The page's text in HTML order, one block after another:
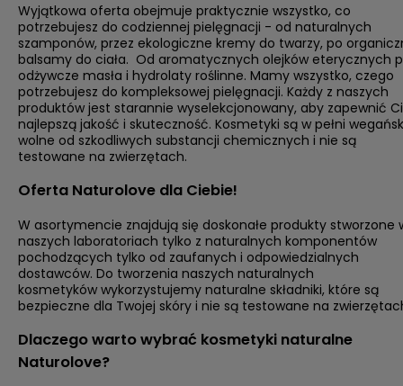
Wyjątkowa oferta obejmuje praktycznie wszystko, co
potrzebujesz do codziennej pielęgnacji - od naturalnych
szamponów, przez ekologiczne kremy do twarzy, po
balsamy do ciała. Od aromatycznych olejków eterycznych
odżywcze masła i hydrolaty roślinne. Mamy wszystko, czego
potrzebujesz do kompleksowej pielęgnacji. Każdy z naszych
produktów jest starannie wyselekcjonowany, aby zapewnić Ci
najlepszą jakość i skuteczność. Kosmetyki są w pełni
wolne od szkodliwych substancji chemicznych i nie są
testowane na zwierzętach.
Oferta Naturolove dla Ciebie!
W asortymencie znajdują się doskonałe produkty stworzone
naszych laboratoriach tylko z naturalnych komponentów
pochodzących tylko od zaufanych i odpowiedzialnych
dostawców. Do tworzenia naszych naturalnych
kosmetyków wykorzystujemy naturalne składniki, które są
bezpieczne dla Twojej skóry i nie są testowane na
Dlaczego warto wybrać kosmetyki naturalne
Naturolove?